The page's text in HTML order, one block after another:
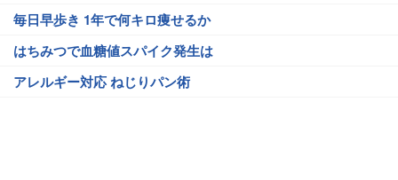
毎日早歩き 1年で何キロ痩せるか
はちみつで血糖値スパイク発生は
アレルギー対応 ねじりパン術